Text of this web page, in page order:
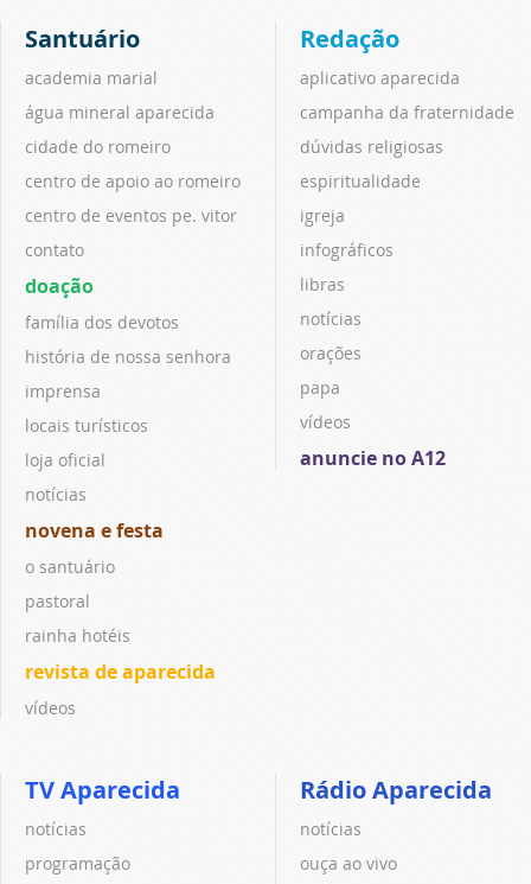
Santuário
academia marial
água mineral aparecida
cidade do romeiro
centro de apoio ao romeiro
centro de eventos pe. vitor
contato
doação
família dos devotos
história de nossa senhora
imprensa
locais turísticos
loja oficial
notícias
novena e festa
o santuário
pastoral
rainha hotéis
revista de aparecida
vídeos
Redação
aplicativo aparecida
campanha da fraternidade
dúvidas religiosas
espiritualidade
igreja
infográficos
libras
notícias
orações
papa
vídeos
anuncie no A12
TV Aparecida
notícias
programação
Rádio Aparecida
notícias
ouça ao vivo